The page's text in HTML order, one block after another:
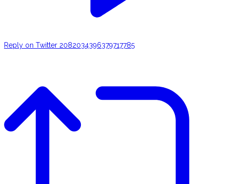
Reply on Twitter 2082034396379717785